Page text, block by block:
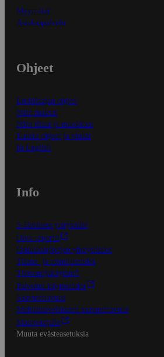
Myymälät
Asiakaspalvelu
Ohjeet
Ensitilaajan ohjeet
Näin maksat
Näin tilaat ja muokkaat
Kaikki ohjeet ja vinkit
In English
Info
S-Business yrityksille
Oiva-raportit
Osuuskauppojen yhteystiedot
Tilaus- ja toimitusehdot
Tietosuojakäytäntö
Palvelun käyttöehdot
Saavutettavuus
Mobiilisovelluksen saavutettavuus
Mainostajalle
Muuta evästeasetuksia